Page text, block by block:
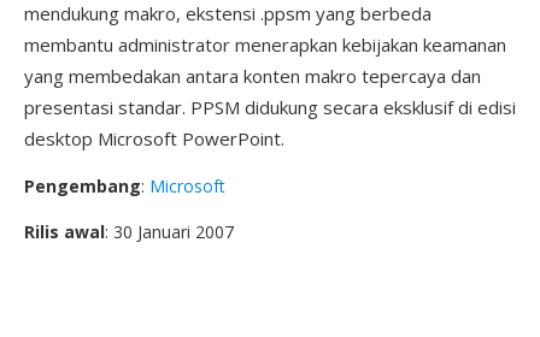
mendukung makro, ekstensi .ppsm yang berbeda
membantu administrator menerapkan kebijakan keamanan
yang membedakan antara konten makro tepercaya dan
presentasi standar. PPSM didukung secara eksklusif di edisi
desktop Microsoft PowerPoint.
Pengembang: Microsoft
Rilis awal: 30 Januari 2007